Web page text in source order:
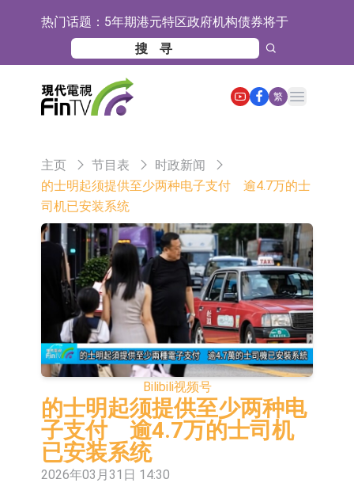
热门话题： 5年期港元特区政府机构债券将于
2026年8月12日透过重开进行投标
1年期港元隔夜平均指数挂钩债券将
于2026年8月12日进行投标
香港证监会就中国糖果前高管的失当
行为取得13年取消资格令
【异动股】港股跌幅榜前十，融信中
团(02215.HK)跌35.71%
统工程股权(02902.HK)涨+218.75%，
敏捷控股(00186.HK)涨+82.50%
地纬智能：暂未开展对外的语料商业
化服务
嘉立创：公司主要提供EDA/CAM、
PCB、电子元器件等电子及机械产业
链一站式研发智造服务
工信部：鼓励民爆企业依法依规实施
重组整合
工信部：到2030年形成3-5家具有较
强国际运营能力的大型民爆企业集团
因美纳：首批由中国生产制造基地生
产的本土化产品完成客户交付
鲁阳节能：公司汽车衬垫 CCMAX、
E2K、HBD系列产品已实现量产销售
日韩股市收盘双双下挫
北京君正：预计后续仍将主要采用季
度调价的模式
【异动股】汽车整车板块下挫，北汽
蓝谷(600733.CN)跌6.38%
【异动股】港股涨幅榜前十，生物系
繁
Open main menu
主页 节目表
时政新闻
的士明起须提供至少两种电子支付 逾4.7万的士
司机已安装系统
Bilibili视频号
的士明起须提供至少两种电
子支付 逾4.7万的士司机
已安装系统
2026年03月31日 14:30